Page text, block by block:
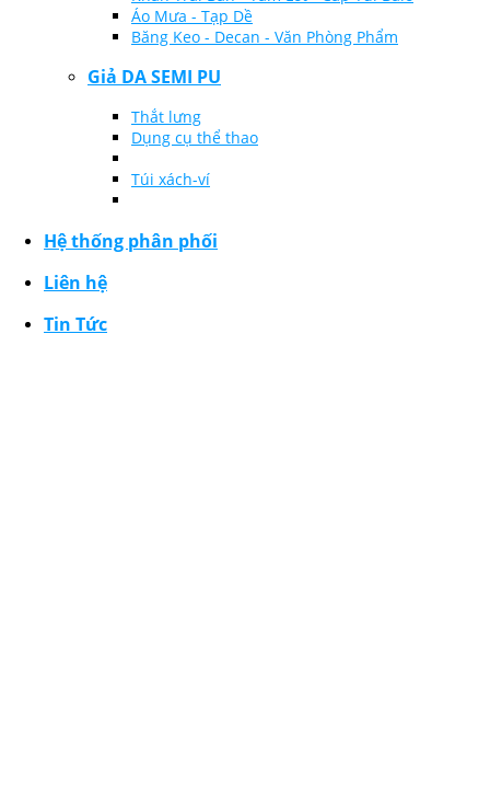
Áo Mưa - Tạp Dề
Băng Keo - Decan - Văn Phòng Phẩm
Giả DA SEMI PU
Thắt lưng
Dụng cụ thể thao
Túi xách-ví
Hệ thống phân phối
Liên hệ
Tin Tức